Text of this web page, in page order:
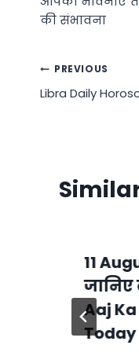
की संभावना
Post
PREVIOUS
Libra Daily
11
जानिए
Aaj
Today